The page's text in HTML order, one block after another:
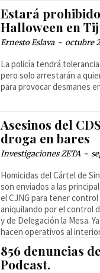
Estará
Halloween en
Ernesto Eslava - octubre
La policía tendrá
pero solo arrestarán a
para provocar desmanes
Asesinos del
droga en bares
Investigaciones ZETA -
Homicidas del Cártel de
son enviados a las
el CJNG para tener
aniquilando por el control
y de Delegación la Mesa.
hacen operativos al
856 denuncias
Podcast.